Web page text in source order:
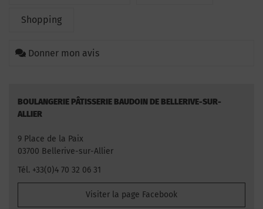
Shopping
Donner mon avis
BOULANGERIE PÂTISSERIE BAUDOIN DE BELLERIVE-SUR-
ALLIER
9 Place de la Paix
03700 Bellerive-sur-Allier
Tél. +33(0)4 70 32 06 31
Visiter la page Facebook